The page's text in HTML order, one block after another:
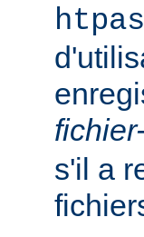
s'il a